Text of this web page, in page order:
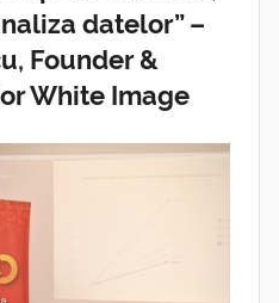
datelor” –
Founder &
White Image